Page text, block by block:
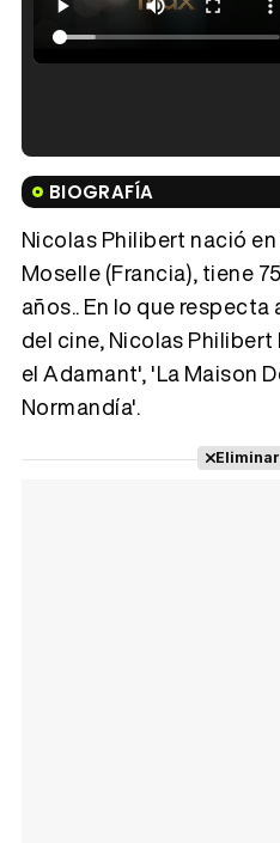
BIOGRAFÍA
Nicolas Philibert nació
Moselle (Francia), tiene
años.. En lo que respecta
del cine, Nicolas
el Adamant', 'La Maison
Normandía'.